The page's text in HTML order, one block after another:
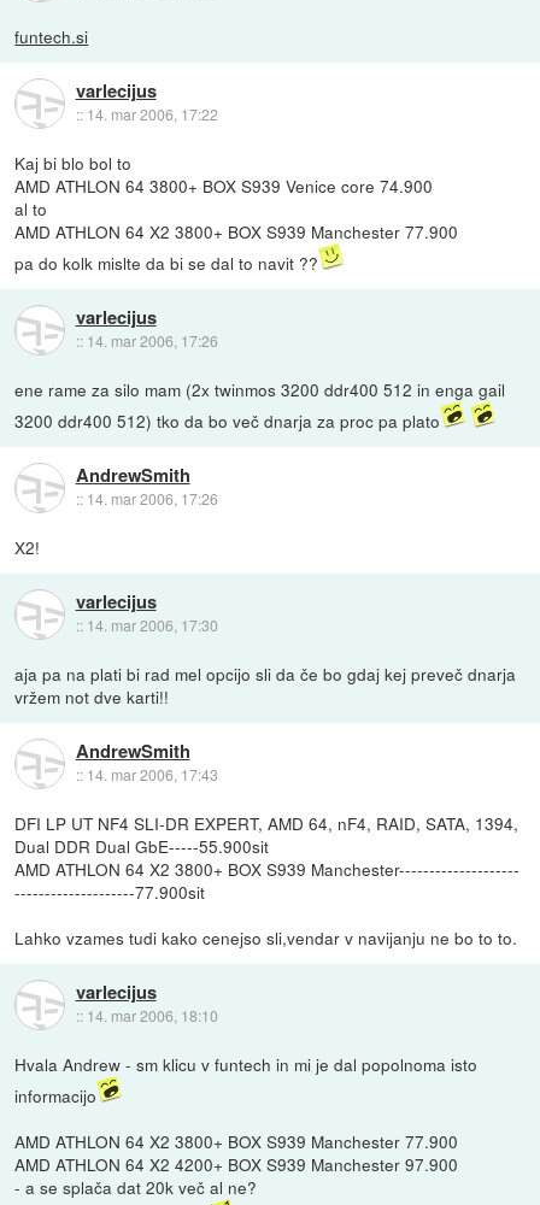
funtech.si
varlecijus
:: 14. mar 2006, 17:22
Kaj bi blo bol to
AMD ATHLON 64 3800+ BOX S939 Venice core 74.900
al to
AMD ATHLON 64 X2 3800+ BOX S939 Manchester 77.900
pa do kolk mislte da bi se dal to navit ??
varlecijus
:: 14. mar 2006, 17:26
ene rame za silo mam (2x twinmos 3200 ddr400 512 in enga gail
3200 ddr400 512) tko da bo več dnarja za proc pa plato
AndrewSmith
:: 14. mar 2006, 17:26
X2!
varlecijus
:: 14. mar 2006, 17:30
aja pa na plati bi rad mel opcijo sli da če bo gdaj kej preveč dnarja
vržem not dve karti!!
AndrewSmith
:: 14. mar 2006, 17:43
DFI LP UT NF4 SLI-DR EXPERT, AMD 64, nF4, RAID, SATA, 1394,
Dual DDR Dual GbE-----55.900sit
AMD ATHLON 64 X2 3800+ BOX S939 Manchester--------------------
--------------------77.900sit
Lahko vzames tudi kako cenejso sli,vendar v navijanju ne bo to to.
varlecijus
:: 14. mar 2006, 18:10
Hvala Andrew - sm klicu v funtech in mi je dal popolnoma isto
informacijo
AMD ATHLON 64 X2 3800+ BOX S939 Manchester 77.900
AMD ATHLON 64 X2 4200+ BOX S939 Manchester 97.900
- a se splača dat 20k več al ne?